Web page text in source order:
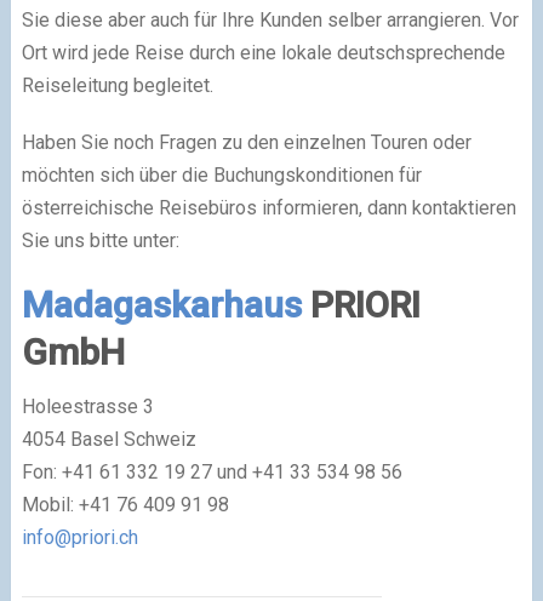
Sie diese aber auch für Ihre Kunden selber arrangieren. Vor
Ort wird jede Reise durch eine lokale deutschsprechende
Reiseleitung begleitet.
Haben Sie noch Fragen zu den einzelnen Touren oder
möchten sich über die Buchungskonditionen für
österreichische Reisebüros informieren, dann kontaktieren
Sie uns bitte unter:
MadagaskarhausPRIORI
GmbH
Holeestrasse 3
4054 Basel Schweiz
Fon: +41 61 332 19 27 und +41 33 534 98 56
Mobil: +41 76 409 91 98
info@priori.ch